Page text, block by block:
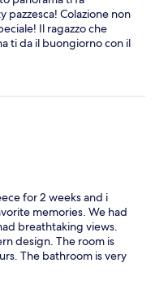
pazzesca! Colazione non
Il ragazzo che
ti da il buongiorno con il
la colazione
yogurth greco , frutta
in camicia, con
anche la signora
ogni giorno in camera gli
WOW WOW! :-)
for 2 weeks and i
memories. We had
breathtaking views.
design. The room is
The bathroom is very
multiple courses. The
island. The drive to